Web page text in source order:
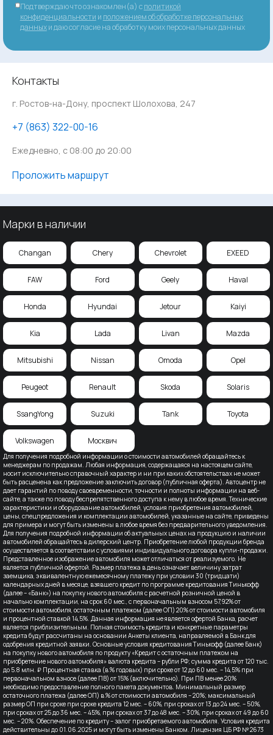
Подтверждаю что ознакомлен(а) сполитикой
конфиденциальности и положением об обработке персональных
данныхи даю согласие на обработку моих персональных данных
Контакты
г. Ростов-на-Дону, проспект Шолохова, 247
‪+7 (863) 322-00-16
Ежедневно, с 08:00 до 20:00
Проложить маршрут
Для получения подробной информации о стоимости автомобилей обращайтесь к
менеджерам по продажам. Любая информация, содержащаяся на настоящем сайте,
носит исключительно справочный характер и ни при каких обстоятельствах не может
быть расценена как предложение заключить договор (публичная оферта). Автоцентр не
дает гарантий по поводу своевременности, точности и полноты информации на веб-
сайте, а также по поводу беспрепятственного доступа к нему в любое время. Технические
характеристики и оборудование автомобилей, условия приобретения автомобилей,
цены, спецпредложения и комплектации автомобилей, указанные на сайте, приведены
для примера и могут быть изменены в любое время без предварительного уведомления.
Для получения подробной информации об актуальных ценах на продукцию и наличии
автомобилей обращайтесь в дилерский центр. Приобретение любой продукции бренда
осуществляется в соответствии с условиями индивидуального договора купли-продажи.
Представленное изображение автомобиля может отличаться от реализуемого. Не
является публичной офертой. Размер платежа в день означает величину затрат
заемщика, эквивалентную ежемесячному платежу при условии 30 (тридцати)
календарных дней в месяце, взявшего кредит по программе кредитования Тинькофф
(далее – «Банк») на покупку нового автомобиля с расчетной розничной ценой в
начально комплектации, на срок 60 мес., с первоначальным взносом 57,92% от
стоимости автомобиля, остаточным платежом (далее ОП) 20% от стоимости автомобиля
и процентной ставкой 14,5%. Данная информация не является офертой Банка, расчет
является приблизительным. Полная стоимость кредита и конкретные параметры
кредита будут рассчитаны на основании Анкеты клиента, направляемой в Банк для
одобрения кредитной заявки. Основные условия кредитования Тинькофф (далее Банк)
на покупку нового автомобиля по продукту «Кредит с остаточным платежом на
приобретение нового автомобиля» валюта кредита – рубли РФ; сумма кредита от 120 тыс.
до 5.8 млн. ₽ Процентная ставка (в % годовых) при сроке от 12 до 60 мес. – 14,5% при
первоначальном взносе (далее ПВ) от 15% (включительно). При ПВ менее 20%
необходимо предоставление полного пакета документов. Минимальный размер
остаточного платежа (далее ОП) в % от стоимости автомобиля – 20%; максимальный
размер ОП при сроке при сроке кредита 12 мес. – 60%, при сроках от 13 до 24 мес. – 50%,
при сроках от 25 до 36 мес. – 45%, при сроках от 37 до 48 мес. – 30%, при сроках от 49 до 60
мес. – 20%. Обеспечение по кредиту – залог приобретаемого автомобиля. Условия кредита
действительны до 01.06.2025 и могут быть изменены Банком. Лицензия ЦБ РФ № 2673
Марки в наличии
Changan Chery Chevrolet EXEED
FAW Ford Geely Haval
Honda Hyundai Jetour Kaiyi
Kia Lada Livan Mazda
Mitsubishi Nissan Omoda Opel
Peugeot Renault Skoda Solaris
SsangYong Suzuki Tank Toyota
Volkswagen Москвич